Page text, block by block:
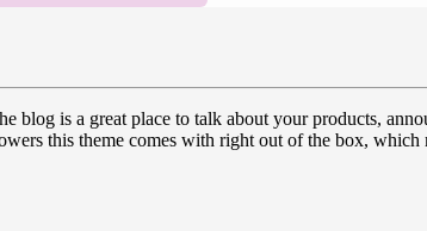
is a great place to talk about your products,
this theme comes with right out of the box, which